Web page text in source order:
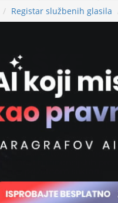
Registar službenih glasila